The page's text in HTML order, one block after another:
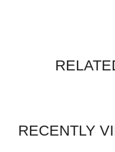
RECENTLY